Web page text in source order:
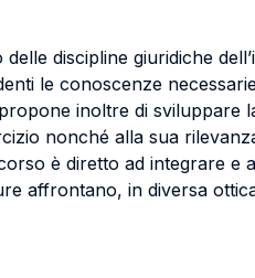
discipline giuridiche
le conoscenze
inoltre di sviluppare
nonché alla sua
è diretto ad integrare e
affrontano, in diversa